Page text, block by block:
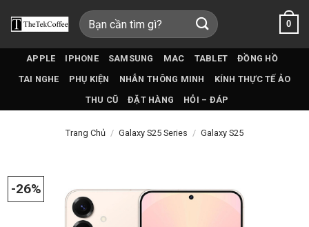
qua
Tìm
kiếm:
0
APPLE IPHONE SAMSUNG MAC TABLET
ĐỒNG HỒ
TAI NGHE
PHỤ KIỆN NHẪN THÔNG MINH
KÍNH THỰC TẾ ẢO
THU CŨ
ĐẶT HÀNG HỎI – ĐÁP
Trang Chủ / Galaxy S25 Series / Galaxy S25
-26%